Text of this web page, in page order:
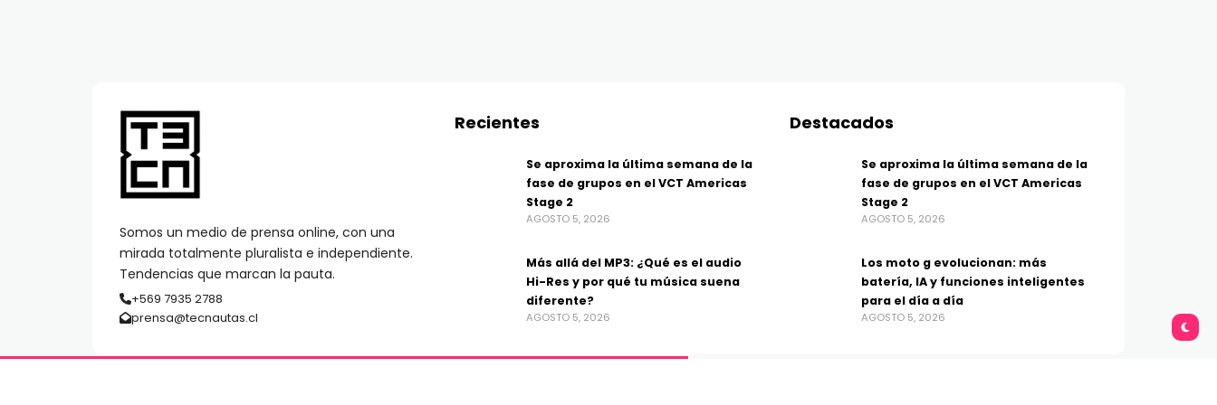
Somos un medio de prensa online, con una
mirada totalmente pluralista e independiente.
Tendencias que marcan la pauta.
+569 7935 2788
prensa@tecnautas.cl
Recientes
Se aproxima la última semana de la
fase de grupos en el VCT Americas
Stage 2
AGOSTO 5, 2026
Más allá del MP3: ¿Qué es el audio
Hi-Res y por qué tu música suena
diferente?
AGOSTO 5, 2026
Destacados
Se aproxima la última semana de la
fase de grupos en el VCT Americas
Stage 2
AGOSTO 5, 2026
Los moto g evolucionan: más
batería, IA y funciones inteligentes
para el día a día
AGOSTO 5, 2026